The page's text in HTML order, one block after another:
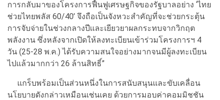
การกลับมาของโครงการฟื้นฟูเศรษฐกิจของรัฐบาลอย่าง ‘ไทย
ช่วยไทยพลัส 60/40’ จึงถือเป็นจังหวะสำคัญที่จะช่วยกระตุ้น
การจับจ่ายในช่วงกลางปีและเยียวยาผลกระทบจากวิกฤต
พลังงาน ซึ่งหลังจากเปิดให้ลงทะเบียนเข้าร่วมโครงการฯ 4
วัน (25-28 พ.ค.) ได้รับความสนใจอย่างมากจนมีผู้ลงทะเบียน
ไปแล้วมากกว่า 26 ล้านสิทธิ์”
แกร็บพร้อมเป็นส่วนหนึ่งในการสนับสนุนและขับเคลื่อน
นโยบายดังกล่าวเหมือนเช่นเคย ด้วยการมอบค่าคอมมิชชัน